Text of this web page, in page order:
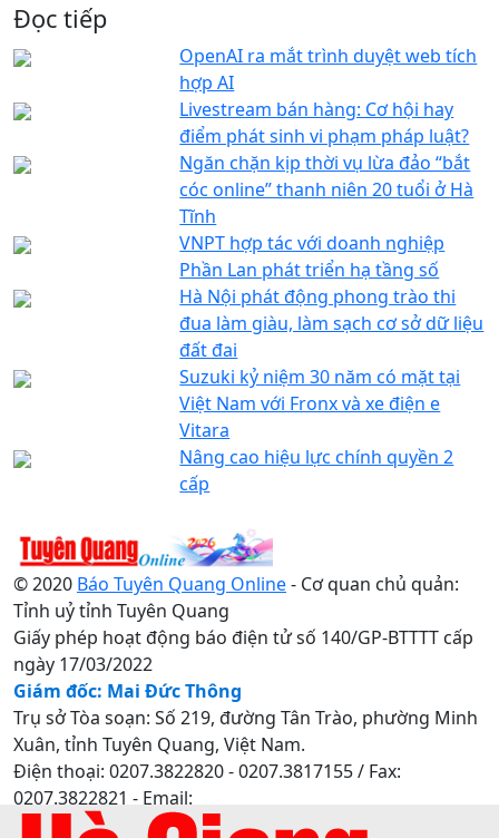
Đọc tiếp
OpenAI ra mắt trình duyệt web tích
hợp AI
Livestream bán hàng: Cơ hội hay
điểm phát sinh vi phạm pháp luật?
Ngăn chặn kịp thời vụ lừa đảo “bắt
cóc online” thanh niên 20 tuổi ở Hà
Tĩnh
VNPT hợp tác với doanh nghiệp
Phần Lan phát triển hạ tầng số
Hà Nội phát động phong trào thi
đua làm giàu, làm sạch cơ sở dữ liệu
đất đai
Suzuki kỷ niệm 30 năm có mặt tại
Việt Nam với Fronx và xe điện e
Vitara
Nâng cao hiệu lực chính quyền 2
cấp
© 2020 Báo Tuyên Quang Online- Cơ quan chủ quản:
Tỉnh uỷ tỉnh Tuyên Quang
Giấy phép hoạt động báo điện tử số 140/GP-BTTTT cấp
ngày 17/03/2022
Giám đốc: Mai Đức Thông
Trụ sở Tòa soạn: Số 219, đường Tân Trào, phường Minh
Xuân, tỉnh Tuyên Quang, Việt Nam.
Điện thoại: 0207.3822820 - 0207.3817155 / Fax:
0207.3822821 - Email:
baotuyenquang.com.vn@gmail.com